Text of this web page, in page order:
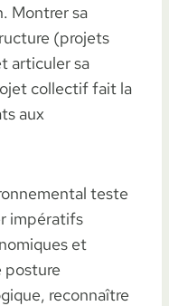
Montrer sa
(projets
articuler sa
collectif fait la
aux
teste
impératifs
et
posture
reconnaître